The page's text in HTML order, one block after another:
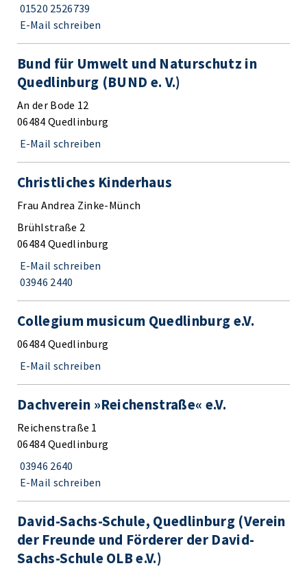
01520 2526739
E-Mail schreiben
Bund für Umwelt und Naturschutz in
Quedlinburg (BUND e. V.)
An der Bode 12
06484 Quedlinburg
E-Mail schreiben
Christliches Kinderhaus
Frau Andrea Zinke-Münch
Brühlstraße 2
06484 Quedlinburg
E-Mail schreiben
03946 2440
Collegium musicum Quedlinburg e.V.
06484 Quedlinburg
E-Mail schreiben
Dachverein »Reichenstraße« e.V.
Reichenstraße 1
06484 Quedlinburg
03946 2640
E-Mail schreiben
David-Sachs-Schule, Quedlinburg (Verein
der Freunde und Förderer der David-
Sachs-Schule OLB e.V.)